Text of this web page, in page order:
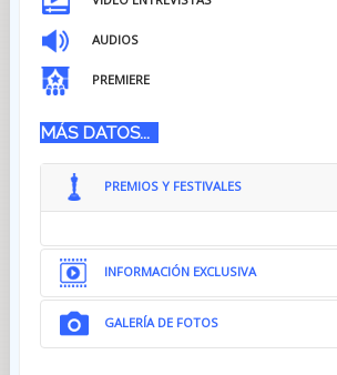
AUDIOS
PREMIERE
MÁS DATOS...
PREMIOS Y FESTIVALES
INFORMACIÓN EXCLUSIVA
GALERÍA DE FOTOS